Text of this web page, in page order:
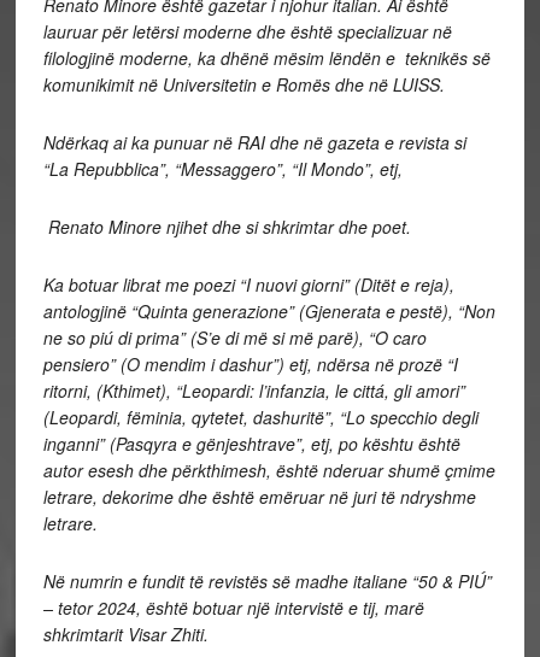
Renato Minore është gazetar i njohur italian. Ai është
lauruar për letërsi moderne dhe është specializuar në
filologjinë moderne, ka dhënë mësim lëndën e teknikës së
komunikimit në Universitetin e Romës dhe në LUISS.
Ndërkaq ai ka punuar në RAI dhe në gazeta e revista si
“La Repubblica”, “Messaggero”, “Il Mondo”, etj,
Renato Minore njihet dhe si shkrimtar dhe poet.
Ka botuar librat me poezi “I nuovi giorni” (Ditët e reja),
antologjinë “Quinta generazione” (Gjenerata e pestë), “Non
ne so piú di prima” (S’e di më si më parë), “O caro
pensiero” (O mendim i dashur”) etj, ndërsa në prozë “I
ritorni, (Kthimet), “Leopardi: l’infanzia, le cittá, gli amori”
(Leopardi, fëminia, qytetet, dashuritë”, “Lo specchio degli
inganni” (Pasqyra e gënjeshtrave”, etj, po kështu është
autor esesh dhe përkthimesh, është nderuar shumë çmime
letrare, dekorime dhe është emëruar në juri të ndryshme
letrare.
Në numrin e fundit të revistës së madhe italiane “50 & PIÚ”
– tetor 2024, është botuar një intervistë e tij, marë
shkrimtarit Visar Zhiti.